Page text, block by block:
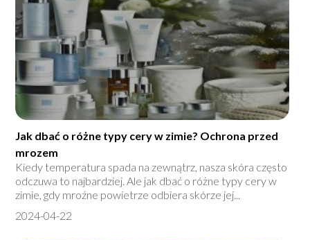
Jak dbać o różne typy cery w zimie? Ochrona przed
mrozem
Kiedy temperatura spada na zewnątrz, nasza skóra często
odczuwa to najbardziej. Ale jak dbać o różne typy cery w
zimie, gdy mroźne powietrze odbiera skórze jej...
2024-04-22